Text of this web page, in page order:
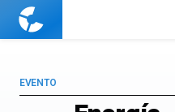
Cuaderno
EVENTO